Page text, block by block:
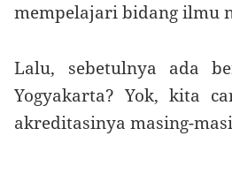
mempelajari bidang ilmu
Lalu, sebetulnya ada
Yogyakarta? Yok, kita
akreditasinya masing-